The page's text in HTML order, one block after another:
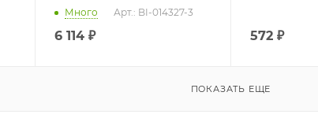
Много Арт.: BI-014327-3
6 114₽ 572 ₽
ПОКАЗАТЬ ЕЩЕ